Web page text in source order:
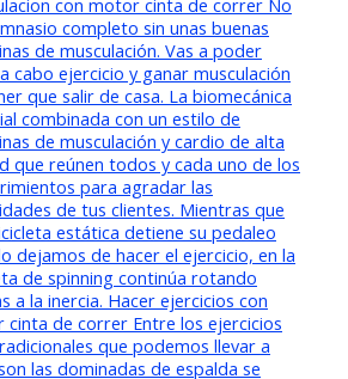
con motor cinta de correr No
completo sin unas buenas
de musculación. Vas a poder
cabo ejercicio y ganar musculación
que salir de casa. La biomecánica
combinada con un estilo de
de musculación y cardio de alta
que reúnen todos y cada uno de los
para agradar las
de tus clientes. Mientras que
estática detiene su pedaleo
dejamos de hacer el ejercicio, en la
de spinning continúa rotando
a la inercia. Hacer ejercicios con
cinta de correr Entre los ejercicios
que podemos llevar a
las dominadas de espalda se